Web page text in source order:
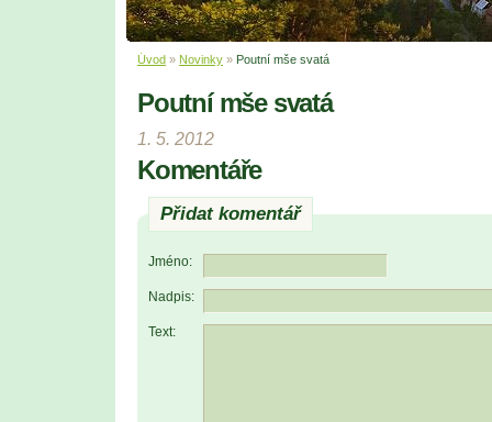
Úvod » Novinky » Poutní mše svatá
Poutní mše svatá
1. 5. 2012
Komentáře
Přidat komentář
Jméno:
Nadpis:
Text: